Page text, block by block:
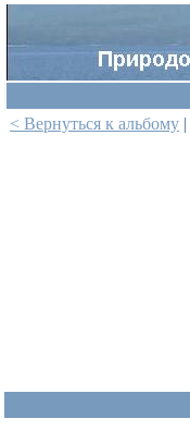
< Вернуться к альбому |